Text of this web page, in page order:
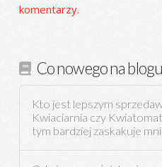
komentarzy.
Co nowego na
Kto jest lepszym
Kwiaciarnia czy
tym bardziej zaskakuje